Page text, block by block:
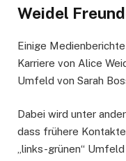
Weidel
Einige
Karriere von Alice
Umfeld von Sarah
Dabei wird unter
dass frühere
„links-grünen“